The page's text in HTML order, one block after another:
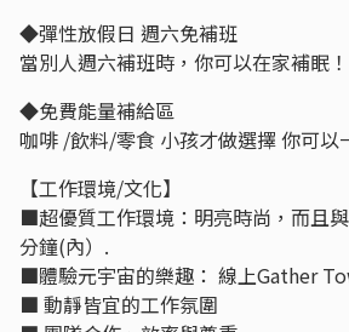
◆彈性放假日 週六免補班
當別人週六補班時，你可以在家補眠！
◆免費能量補給區
咖啡 /飲料/零食 小孩才做選擇 你可以
【工作環境/文化】
■超優質工作環境：明亮時尚，而且
分鐘(內）.
■體驗元宇宙的樂趣： 線上Gather
■ 動靜皆宜的工作氛圍